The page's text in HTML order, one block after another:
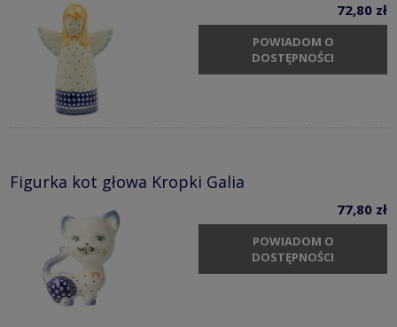
72,80 zł
POWIADOM O
DOSTĘPNOŚCI
Figurka kot głowa Kropki Galia
77,80 zł
POWIADOM O
DOSTĘPNOŚCI